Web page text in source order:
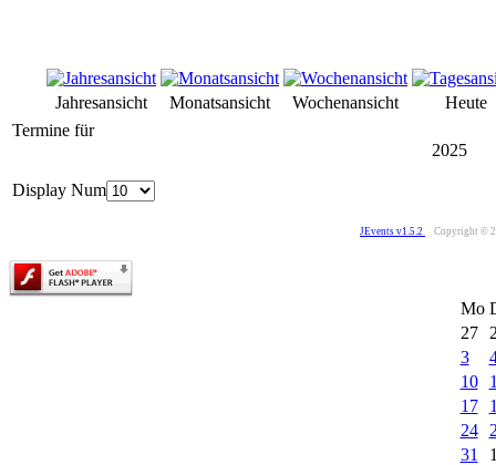
Jahresansicht Monatsansicht Wochenansicht
Heute
Termine für
2025
Display Num
JEvents v1.5.2 Copyright ©
Mo
27
3
10
17
24
31